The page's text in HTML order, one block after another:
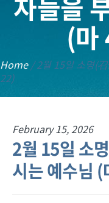
(
Home /2월 15일 소명(
22)
February 15, 2026
2월 15일 소
시는 예수님